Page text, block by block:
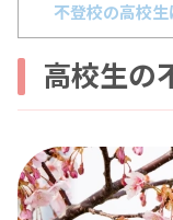
不登校の高校
高校生の